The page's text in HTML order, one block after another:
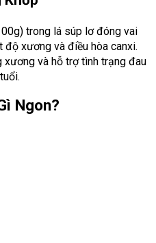
trong lá súp lơ đóng vai
xương và điều hòa canxi.
và hỗ trợ tình trạng đau
Ngon?